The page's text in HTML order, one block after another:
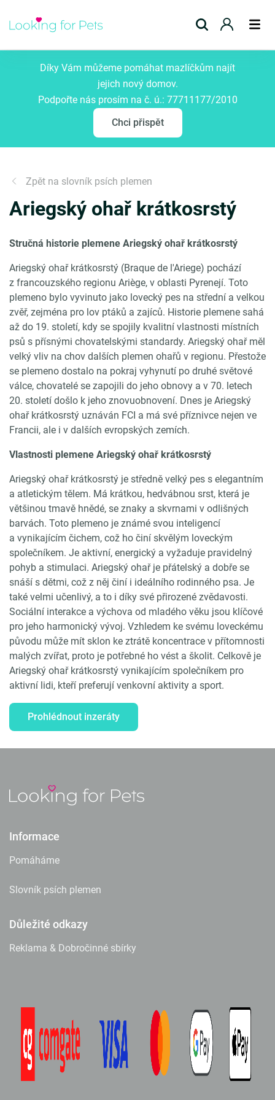
Díky Vám můžeme pomáhat mazlíčkům najít
jejich nový domov.
Podpořte nás prosím na č. ú.: 77711177/2010
Chci přispět
Zpět na slovník psích plemen
Ariegský ohař krátkosrstý
Stručná historie plemene Ariegský ohař krátkosrstý
Ariegský ohař krátkosrstý (Braque de l'Ariege) pochází
z francouzského regionu Ariège, v oblasti Pyrenejí. Toto
plemeno bylo vyvinuto jako lovecký pes na střední a velkou
zvěř, zejména pro lov ptáků a zajíců. Historie plemene sahá
až do 19. století, kdy se spojily kvalitní vlastnosti místních
psů s přísnými chovatelskými standardy. Ariegský ohař měl
velký vliv na chov dalších plemen ohařů v regionu. Přestože
se plemeno dostalo na pokraj vyhynutí po druhé světové
válce, chovatelé se zapojili do jeho obnovy a v 70. letech
20. století došlo k jeho znovuobnovení. Dnes je Ariegský
ohař krátkosrstý uznáván FCI a má své příznivce nejen ve
Francii, ale i v dalších evropských zemích.
Vlastnosti plemene Ariegský ohař krátkosrstý
Ariegský ohař krátkosrstý je středně velký pes s elegantním
a atletickým tělem. Má krátkou, hedvábnou srst, která je
většinou tmavě hnědé, se znaky a skvrnami v odlišných
barvách. Toto plemeno je známé svou inteligencí
a vynikajícím čichem, což ho činí skvělým loveckým
společníkem. Je aktivní, energický a vyžaduje pravidelný
pohyb a stimulaci. Ariegský ohař je přátelský a dobře se
snáší s dětmi, což z něj činí i ideálního rodinného psa. Je
také velmi učenlivý, a to i díky své přirozené zvědavosti.
Sociální interakce a výchova od mladého věku jsou klíčové
pro jeho harmonický vývoj. Vzhledem ke svému loveckému
původu může mít sklon ke ztrátě koncentrace v přítomnosti
malých zvířat, proto je potřebné ho vést a školit. Celkově je
Ariegský ohař krátkosrstý vynikajícím společníkem pro
aktivní lidi, kteří preferují venkovní aktivity a sport.
Prohlédnout inzeráty
Informace
Pomáháme
Slovník psích plemen
Důležité odkazy
Reklama & Dobročinné sbírky